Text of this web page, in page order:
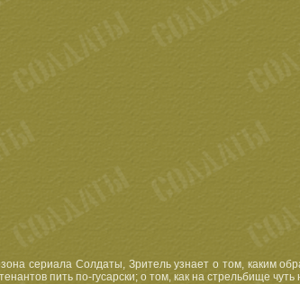
сериала Солдаты, Зритель узнает о том, каким
пить по-гусарски; о том, как на стрельбище